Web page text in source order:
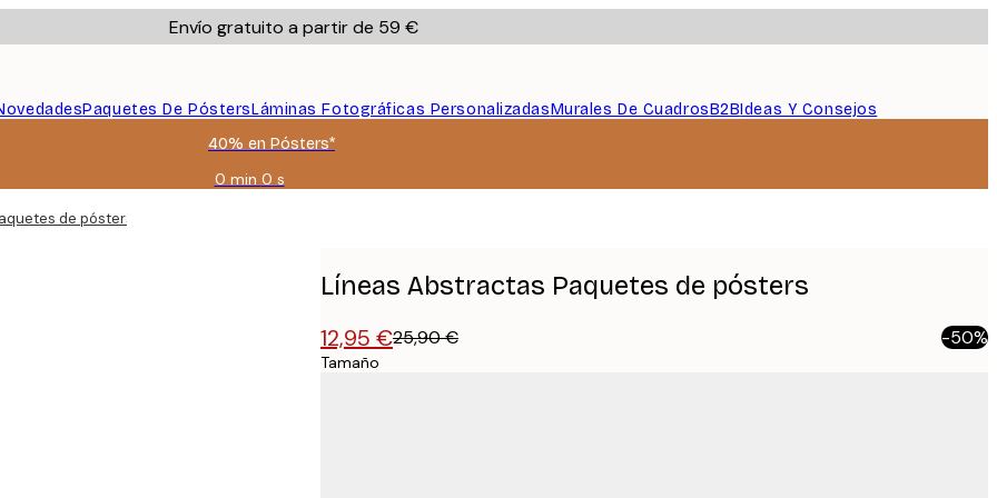
Envío gratuito a partir de 59 €
Paquetes De PóstersLáminas Fotográficas PersonalizadasMurales De CuadrosB2BIdeas Y Consejos
40% en Pósters*
0 min 0 s
Válido
de pósters
Líneas Abstractas Paquetes de pósters
12,95 €25,90 € -50%
Tamaño